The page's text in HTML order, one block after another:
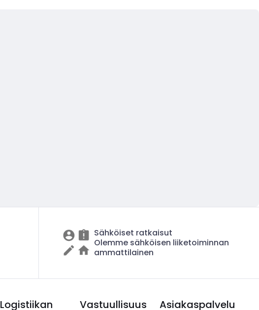
Sähköiset ratkaisut
Olemme sähköisen liiketoiminnan
ammattilainen
Logistiikan
Vastuullisuus Asiakaspalvelu